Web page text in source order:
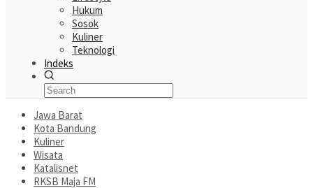
Hukum
Sosok
Kuliner
Teknologi
Indeks
Jawa Barat
Kota Bandung
Kuliner
Wisata
Katalisnet
RKSB Maja FM